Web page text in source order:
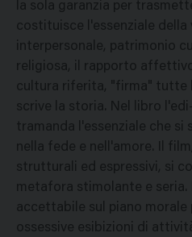
la sola garanzia per
costituisce l'essenziale della
interpersonale, patrimonio
religiosa, il rapporto
cultura riferita, "firma" tutte
scrive la storia. Nel libro
tramanda l'essenziale che si
nella fede e nell'amore. Il
strutturali ed espressivi, si
metafora stimolante e seria.
accettabile sul piano
ossessive esibizioni di